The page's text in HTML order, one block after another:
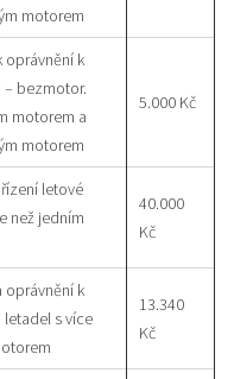
motorem
oprávnění k
bezmotor.
motorem a
motorem
5.000 Kč
letové
než jedním
40.000
Kč
oprávnění k
s více
13.340
Kč